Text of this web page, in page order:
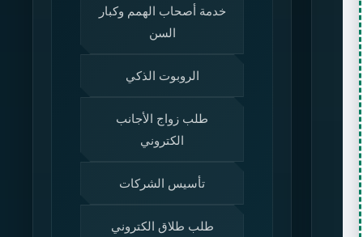
خدمة أصحاب الهمم وكبار
السن
الروبوت الذكي
طلب زواج الأجانب
الكتروني
تأسيس الشركات
طلب طلاق الكتروني